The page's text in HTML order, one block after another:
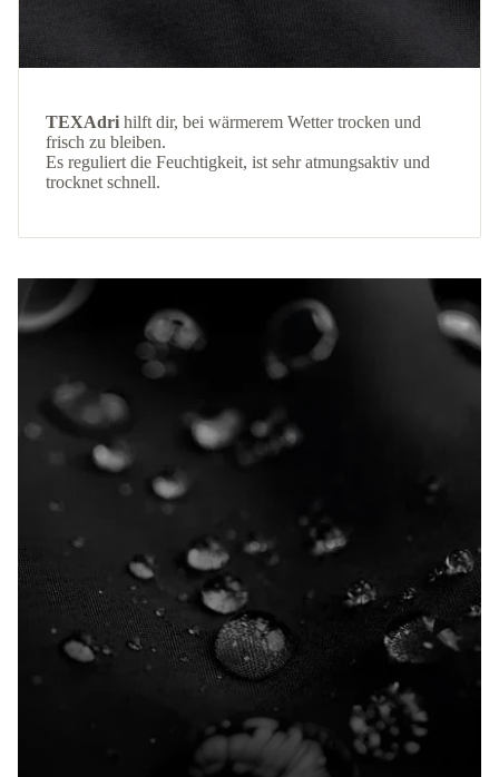
TEXAdri hilft dir, bei wärmerem Wetter trocken und
frisch zu bleiben.
Es reguliert die Feuchtigkeit, ist sehr atmungsaktiv und
trocknet schnell.